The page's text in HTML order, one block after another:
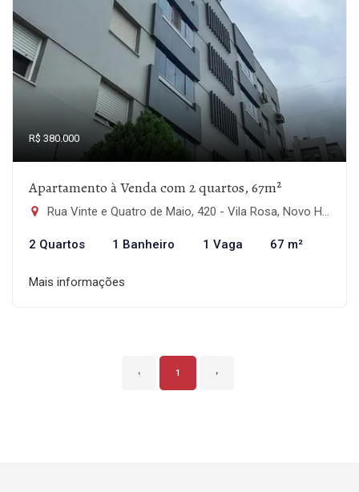
R$ 380.000
Apartamento à Venda com 2 quartos, 67m²
Rua Vinte e Quatro de Maio, 420 - Vila Rosa, Novo Hamburgo-RS
2 Quartos 1 Banheiro 1 Vaga 67 m²
Mais informações
‹ 1 ›